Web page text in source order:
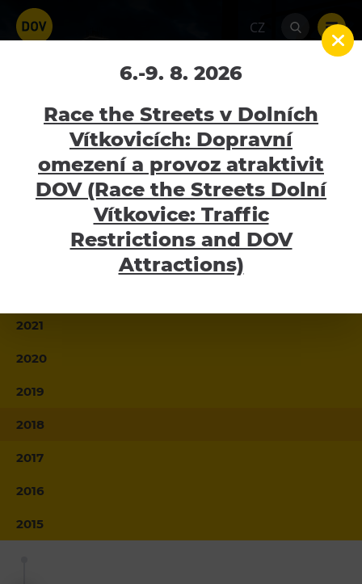
CZ
2018
Home Tiskové zprávy Tiskové zprávy 2018
Atraktivity
Bolt Tower
Velký svět techniky
Malý svět techniky U6
Gong
Galerie Gong
Hornické muzeum
Heligonka
Národní zemědělské muzeum
Fajna Dilna
2026
2025
2021
2020
2019
2018
2017
2016
2015
6.-9. 8. 2026
Race the Streets v Dolních
Vítkovicích: Dopravní
omezení a provoz atraktivit
DOV (Race the Streets Dolní
Vítkovice: Traffic
Restrictions and DOV
Attractions)